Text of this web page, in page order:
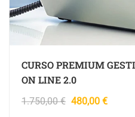
CURSO PREMIUM
ON LINE 2.0
1.750,00€ 480,00 €